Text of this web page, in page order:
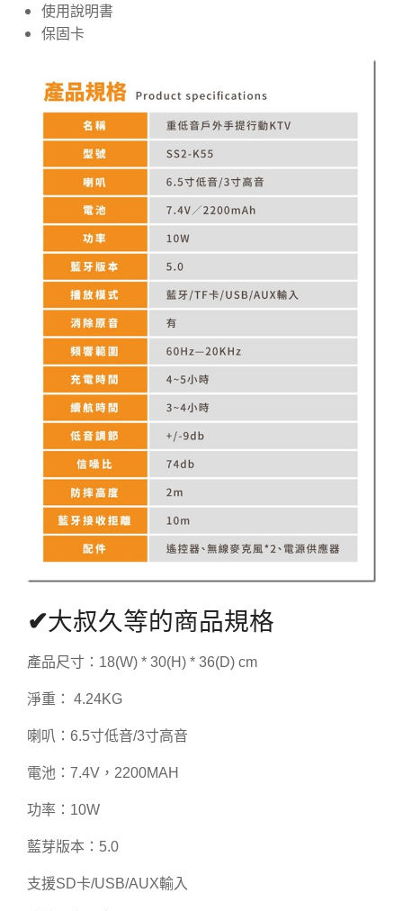
使用說明書
保固卡
✔大叔久等的商品規格
產品尺寸：18(W) * 30(H) * 36(D) cm
淨重： 4.24KG
喇叭：6.5寸低音/3寸高音
電池：7.4V，2200MAH
功率：10W
藍芽版本：5.0
支援SD卡/USB/AUX輸入